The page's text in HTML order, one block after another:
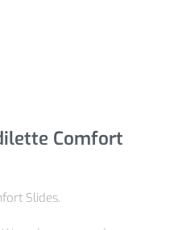
Comfort
Slides.